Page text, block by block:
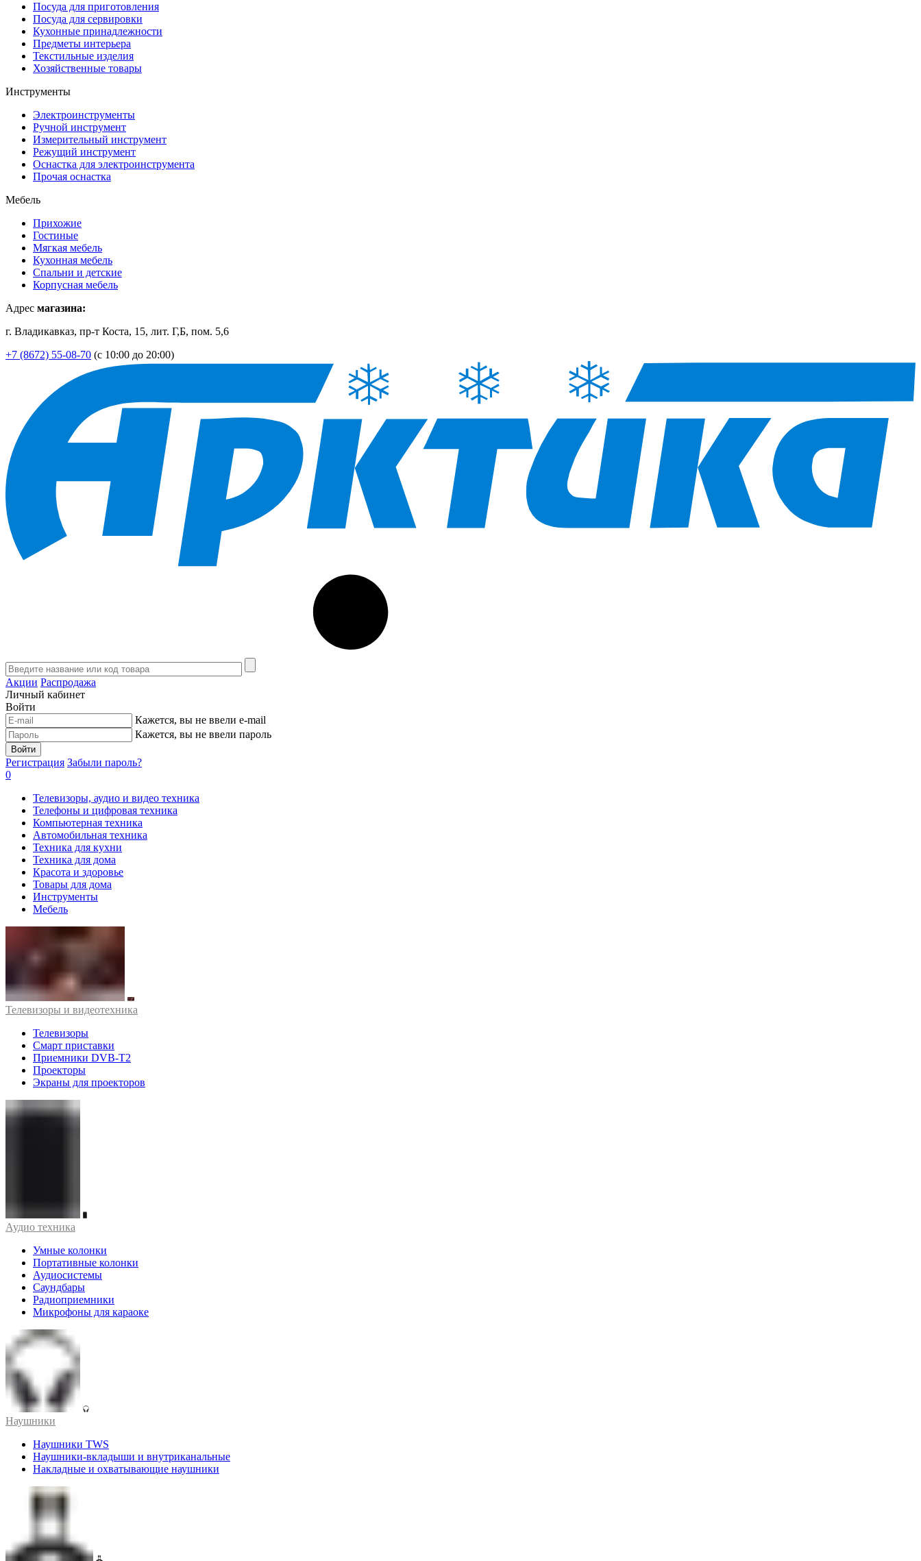
Посуда для приготовления
Посуда для сервировки
Кухонные принадлежности
Предметы интерьера
Текстильные изделия
Хозяйственные товары
Инструменты
Электроинструменты
Ручной инструмент
Измерительный инструмент
Режущий инструмент
Оснастка для электроинструмента
Прочая оснастка
Мебель
Прихожие
Гостиные
Мягкая мебель
Кухонная мебель
Спальни и детские
Корпусная мебель
Адрес магазина:
г. Владикавказ, пр-т Коста, 15, лит. Г,Б, пом. 5,6
+7 (8672) 55-08-70 (с 10:00 до 20:00)
Акции Распродажа
Личный кабинет
Войти
Кажется, вы не ввели e-mail
Кажется, вы не ввели пароль
Войти
Регистрация Забыли пароль?
0
Телевизоры, аудио и видео техника
Телефоны и цифровая техника
Компьютерная техника
Автомобильная техника
Техника для кухни
Техника для дома
Красота и здоровье
Товары для дома
Инструменты
Мебель
Телевизоры и видеотехника
Телевизоры
Смарт приставки
Приемники DVB-T2
Проекторы
Экраны для проекторов
Аудио техника
Умные колонки
Портативные колонки
Аудиосистемы
Саундбары
Радиоприемники
Микрофоны для караоке
Наушники
Наушники TWS
Наушники-вкладыши и внутриканальные
Накладные и охватывающие наушники